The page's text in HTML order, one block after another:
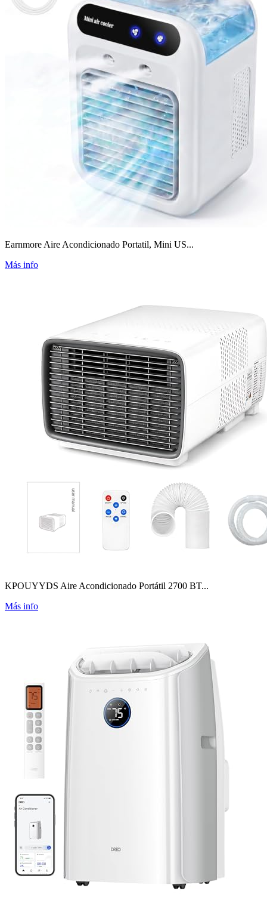
Earnmore Aire Acondicionado Portatil, Mini US...
Más info
KPOUYYDS Aire Acondicionado Portátil 2700 BT...
Más info